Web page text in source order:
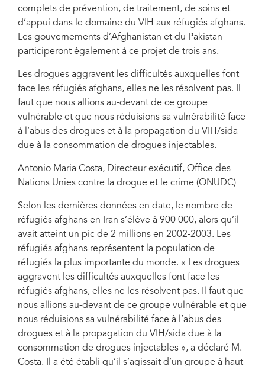
complets de prévention, de traitement, de soins et
d’appui dans le domaine du VIH aux réfugiés afghans.
Les gouvernements d’Afghanistan et du Pakistan
participeront également à ce projet de trois ans.
Les drogues aggravent les difficultés auxquelles font
face les réfugiés afghans, elles ne les résolvent pas. Il
faut que nous allions au-devant de ce groupe
vulnérable et que nous réduisions sa vulnérabilité face
à l’abus des drogues et à la propagation du VIH/sida
due à la consommation de drogues injectables.
Antonio Maria Costa, Directeur exécutif, Office des
Nations Unies contre la drogue et le crime (ONUDC)
Selon les dernières données en date, le nombre de
réfugiés afghans en Iran s’élève à 900 000, alors qu’il
avait atteint un pic de 2 millions en 2002-2003. Les
réfugiés afghans représentent la population de
réfugiés la plus importante du monde. « Les drogues
aggravent les difficultés auxquelles font face les
réfugiés afghans, elles ne les résolvent pas. Il faut que
nous allions au-devant de ce groupe vulnérable et que
nous réduisions sa vulnérabilité face à l’abus des
drogues et à la propagation du VIH/sida due à la
consommation de drogues injectables », a déclaré M.
Costa. Il a été établi qu’il s’agissait d’un groupe à haut